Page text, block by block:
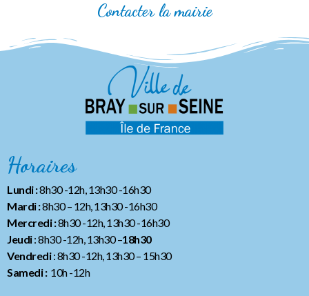
Contacter la mairie
Horaires
Lundi :8h30 -12h, 13h30 -16h30
Mardi :8h30 – 12h, 13h30 -16h30
Mercredi :8h30 -12h, 13h30 -16h30
Jeudi: 8h30 -12h, 13h30 –18h30
Vendredi: 8h30 -12h, 13h30– 15h30
Samedi :10h -12h